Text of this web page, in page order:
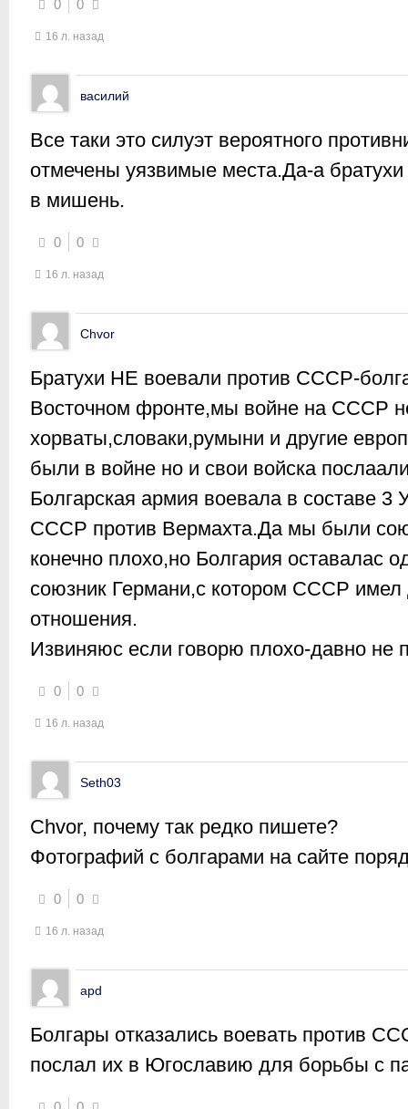
0 0
16 л. назад
василий
Все таки это силуэт вероятного
отмечены уязвимые места.Да-а
в мишень.
0 0
16 л. назад
Chvor
Братухи НЕ воевали против СССР-
Восточном фронте,мы войне на СССР
хорваты,словаки,румыни и другие
были в войне но и свои войска
Болгарская армия воевала в составе 3
СССР против Вермахта.Да мы были
конечно плохо,но Болгария оставалас
союзник Германи,с котором СССР имел
отношения.
Извиняюс если говорю плохо-давно не
0 0
16 л. назад
Seth03
Chvor, почему так редко пишете?
Фотографий с болгарами на сайте
0 0
16 л. назад
apd
Болгары отказались воевать против
послал их в Югославию для борьбы с